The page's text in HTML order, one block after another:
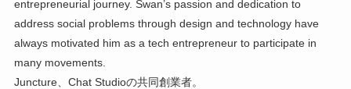
entrepreneurial journey. Swan’s passion and dedication to
address social problems through design and technology have
always motivated him as a tech entrepreneur to participate in
many movements.
Juncture、Chat Studioの共同創業者。